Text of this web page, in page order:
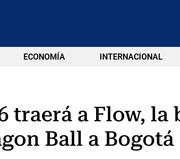
ECONOMÍA INTERNACIONAL
traerá a Flow, la
Ball a Bogotá